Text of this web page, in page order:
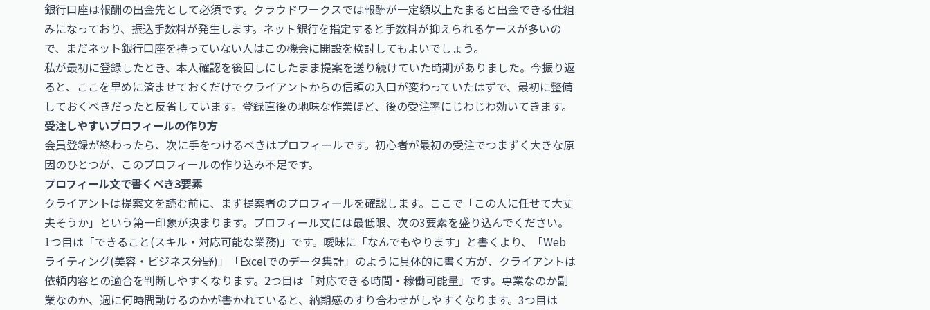
銀行口座は報酬の出金先として必須です。クラウドワークスでは報酬が一定額以上たまると出金できる仕組
みになっており、振込手数料が発生します。ネット銀行を指定すると手数料が抑えられるケースが多いの
で、まだネット銀行口座を持っていない人はこの機会に開設を検討してもよいでしょう。
私が最初に登録したとき、本人確認を後回しにしたまま提案を送り続けていた時期がありました。今振り返
ると、ここを早めに済ませておくだけでクライアントからの信頼の入口が変わっていたはずで、最初に整備
しておくべきだったと反省しています。登録直後の地味な作業ほど、後の受注率にじわじわ効いてきます。
受注しやすいプロフィールの作り方
会員登録が終わったら、次に手をつけるべきはプロフィールです。初心者が最初の受注でつまずく大きな原
因のひとつが、このプロフィールの作り込み不足です。
プロフィール文で書くべき3要素
クライアントは提案文を読む前に、まず提案者のプロフィールを確認します。ここで「この人に任せて大丈
夫そうか」という第一印象が決まります。プロフィール文には最低限、次の3要素を盛り込んでください。
1つ目は「できること(スキル・対応可能な業務)」です。曖昧に「なんでもやります」と書くより、「Web
ライティング(美容・ビジネス分野)」「Excelでのデータ集計」のように具体的に書く方が、クライアントは
依頼内容との適合を判断しやすくなります。2つ目は「対応できる時間・稼働可能量」です。専業なのか副
業なのか、週に何時間動けるのかが書かれていると、納期感のすり合わせがしやすくなります。3つ目は